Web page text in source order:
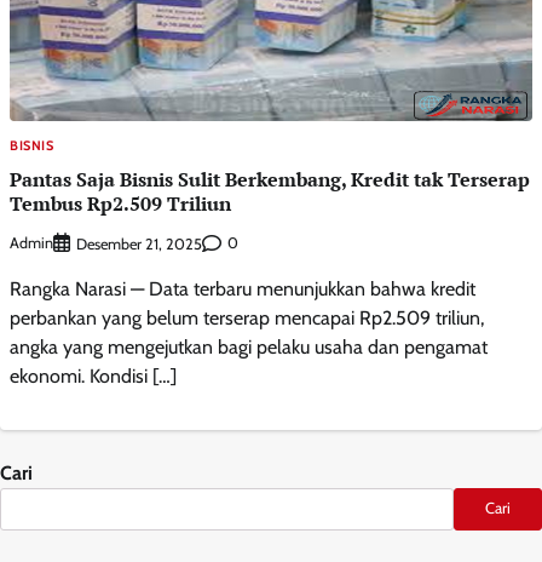
BISNIS
Pantas Saja Bisnis Sulit Berkembang, Kredit tak Terserap
Tembus Rp2.509 Triliun
Admin Desember 21, 2025 0
Rangka Narasi — Data terbaru menunjukkan bahwa kredit
perbankan yang belum terserap mencapai Rp2.509 triliun,
angka yang mengejutkan bagi pelaku usaha dan pengamat
ekonomi. Kondisi […]
Cari
Cari